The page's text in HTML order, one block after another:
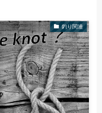
釣り関連